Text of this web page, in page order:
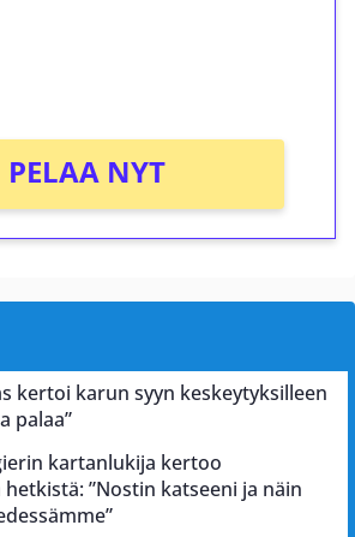
PELAA NYT
kertoi karun syyn keskeytyksilleen
palaa”
kartanlukija kertoo
”Nostin katseeni ja näin